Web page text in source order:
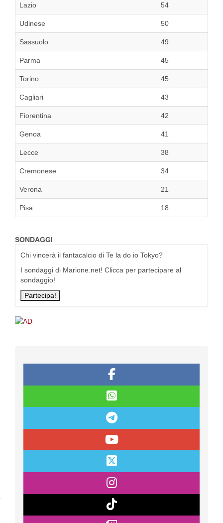
Lazio 54
Udinese 50
Sassuolo 49
Parma 45
Torino 45
Cagliari 43
Fiorentina 42
Genoa 41
Lecce 38
Cremonese 34
Verona 21
Pisa 18
SONDAGGI
Chi vincerà il fantacalcio di Te la do io Tokyo?
I sondaggi di Marione.net! Clicca per partecipare al
sondaggio!